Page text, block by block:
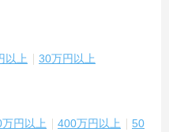
以上 30万円以上
円以上 400万円以上
50